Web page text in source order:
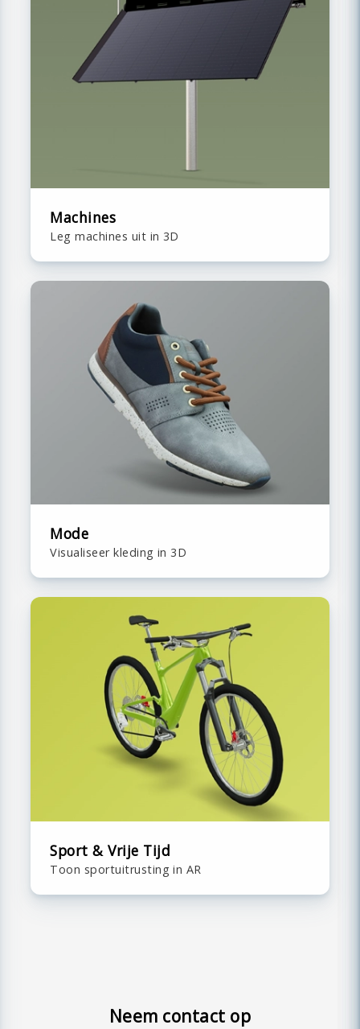
Machines
Leg machines uit in 3D
Mode
Visualiseer kleding in 3D
Sport & Vrije Tijd
Toon sportuitrusting in AR
Neem contact op